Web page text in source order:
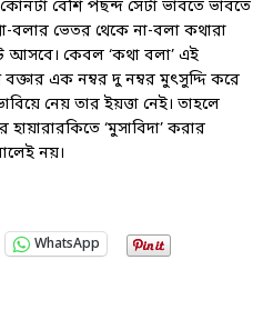
বেশি পছন্দ সেটা ভাবতে ভাবতে
ভেতর থেকে না-বলা কথারা
আসবে। কেবল ‘কথা বলা’ এই
এক নম্বর দু নম্বর মুৎসুদ্দি করে
নেয় তার ইয়ত্তা নেই। তাহলে
‘মুসাবিদা’ করার
নয়।
WhatsApp